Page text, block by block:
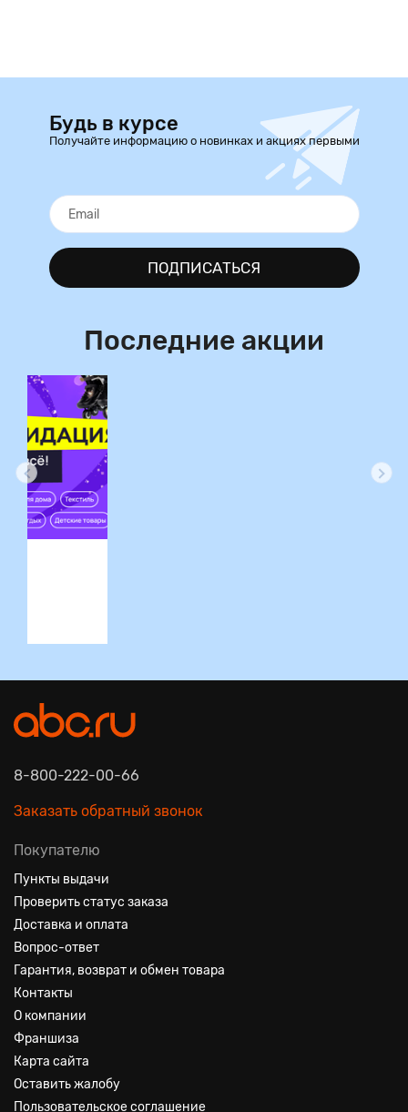
Будь в курсе
Получайте информацию о новинках и акциях первыми
ПОДПИСАТЬСЯ
Последние акции
8-800-222-00-66
Заказать обратный звонок
Покупателю
Пункты выдачи
Проверить статус заказа
Доставка и оплата
Вопрос-ответ
Гарантия, возврат и обмен товара
Контакты
О компании
Франшиза
Карта сайта
Оставить жалобу
Пользовательское соглашение